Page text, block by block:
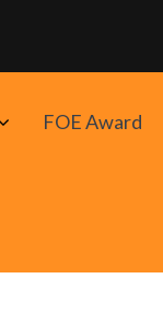
AvaaFOE Award